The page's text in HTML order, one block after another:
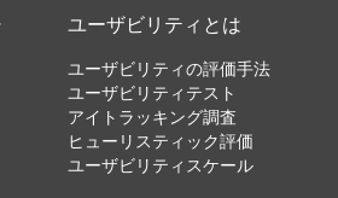
ユーザビリティとは
ユーザビリティの評価手法
ユーザビリティテスト
アイトラッキング調査
ヒューリスティック評価
ユーザビリティスケール